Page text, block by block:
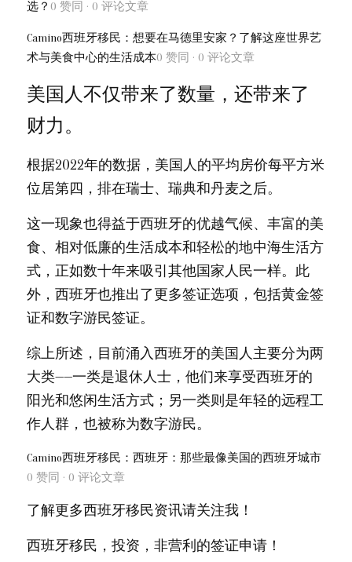
选？ 0 赞同 · 0 评论文章
Camino西班牙移民：想要在马德里安家？了解这座世界艺
术与美食中心的生活成本0 赞同 · 0 评论文章
美国人不仅带来了数量，还带来了
财力。
根据2022年的数据，美国人的平均房价每平方米
位居第四，排在瑞士、瑞典和丹麦之后。
这一现象也得益于西班牙的优越气候、丰富的美
食、相对低廉的生活成本和轻松的地中海生活方
式，正如数十年来吸引其他国家人民一样。此
外，西班牙也推出了更多签证选项，包括黄金签
证和数字游民签证。
综上所述，目前涌入西班牙的美国人主要分为两
大类——一类是退休人士，他们来享受西班牙的
阳光和悠闲生活方式；另一类则是年轻的远程工
作人群，也被称为数字游民。
Camino西班牙移民：西班牙：那些最像美国的西班牙城市
0 赞同 · 0 评论文章
了解更多西班牙移民资讯请关注我！
西班牙移民，投资，非营利的签证申请！